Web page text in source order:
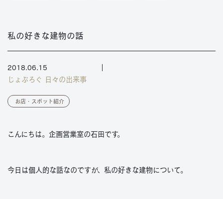
私の好きな建物の話
2018.06.15
じょぶろぐ 日々の出来事
お店・スポット紹介
こんにちは。企画営業室の石田です。
今日は個人的な話なのですが、私の好きな建物について。